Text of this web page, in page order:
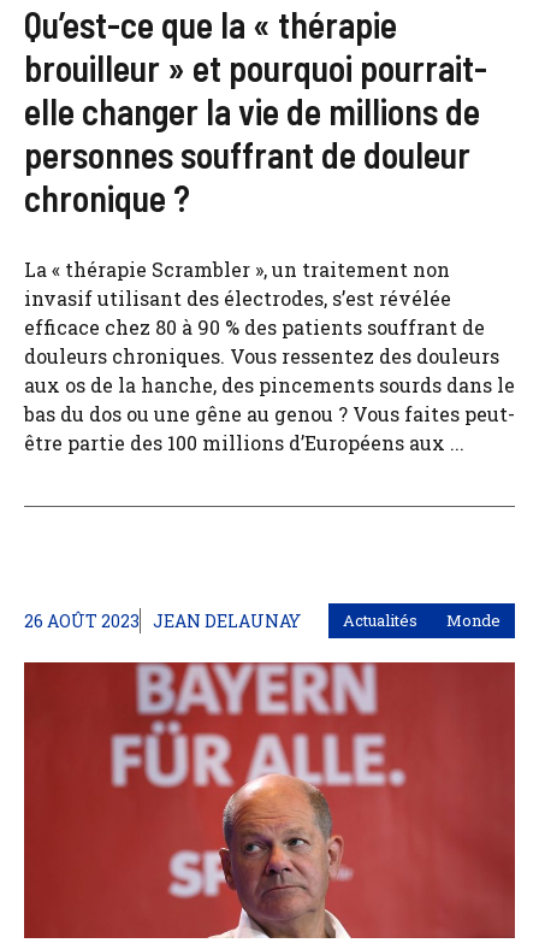
Qu’est-ce que la « thérapie
brouilleur » et pourquoi pourrait-
elle changer la vie de millions de
personnes souffrant de douleur
chronique ?
La « thérapie Scrambler », un traitement non
invasif utilisant des électrodes, s’est révélée
efficace chez 80 à 90 % des patients souffrant de
douleurs chroniques. Vous ressentez des douleurs
aux os de la hanche, des pincements sourds dans le
bas du dos ou une gêne au genou ? Vous faites peut-
être partie des 100 millions d’Européens aux ...
26 AOÛT 2023 JEAN DELAUNAY Actualités Monde